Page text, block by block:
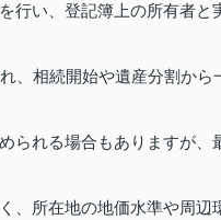
行い、登記簿上の所有者
、相続開始や遺産分割か
られる場合もありますが
、所在地の地価水準や周辺